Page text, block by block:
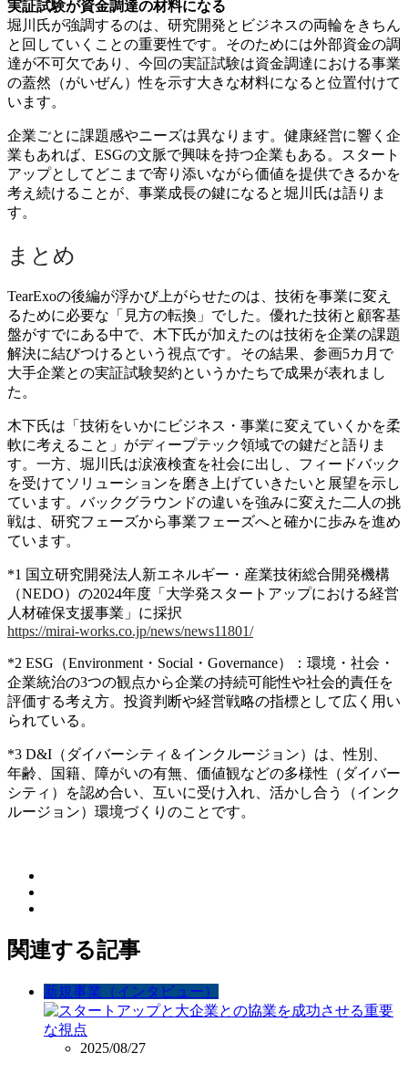
実証試験が資金調達の材料になる
堀川氏が強調するのは、研究開発とビジネスの両輪をきちん
と回していくことの重要性です。そのためには外部資金の調
達が不可欠であり、今回の実証試験は資金調達における事業
の蓋然（がいぜん）性を示す大きな材料になると位置付けて
います。
企業ごとに課題感やニーズは異なります。健康経営に響く企
業もあれば、ESGの文脈で興味を持つ企業もある。スタート
アップとしてどこまで寄り添いながら価値を提供できるかを
考え続けることが、事業成長の鍵になると堀川氏は語りま
す。
まとめ
TearExoの後編が浮かび上がらせたのは、技術を事業に変え
るために必要な「見方の転換」でした。優れた技術と顧客基
盤がすでにある中で、木下氏が加えたのは技術を企業の課題
解決に結びつけるという視点です。その結果、参画5カ月で
大手企業との実証試験契約というかたちで成果が表れまし
た。
木下氏は「技術をいかにビジネス・事業に変えていくかを柔
軟に考えること」がディープテック領域での鍵だと語りま
す。一方、堀川氏は涙液検査を社会に出し、フィードバック
を受けてソリューションを磨き上げていきたいと展望を示し
ています。バックグラウンドの違いを強みに変えた二人の挑
戦は、研究フェーズから事業フェーズへと確かに歩みを進め
ています。
*1 国立研究開発法人新エネルギー・産業技術総合開発機構
（NEDO）の2024年度「大学発スタートアップにおける経営
人材確保支援事業」に採択
https://mirai-works.co.jp/news/news11801/
*2 ESG（Environment・Social・Governance）：環境・社会・
企業統治の3つの観点から企業の持続可能性や社会的責任を
評価する考え方。投資判断や経営戦略の指標として広く用い
られている。
*3 D&I（ダイバーシティ＆インクルージョン）は、性別、
年齢、国籍、障がいの有無、価値観などの多様性（ダイバー
シティ）を認め合い、互いに受け入れ、活かし合う（インク
ルージョン）環境づくりのことです。
関連する記事
新規事業（インタビュー）
2025/08/27